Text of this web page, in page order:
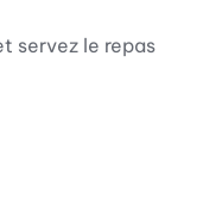
servez le repas